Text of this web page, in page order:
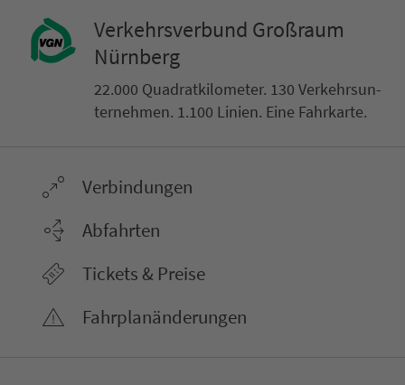
Ver­kehrs­ver­bund Groß­raum
Nürn­berg
22.000 Qua­drat­ki­lo­me­ter. 130 Ver­kehrs­un­
ter­neh­men. 1.100 Linien. Eine Fahr­kar­te.
Ver­bin­dungen
Abfahrten
Tickets & Preise
Fahr­plan­ände­rungen